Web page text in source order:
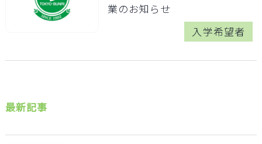
業のお知らせ
入学希望者
最新記事